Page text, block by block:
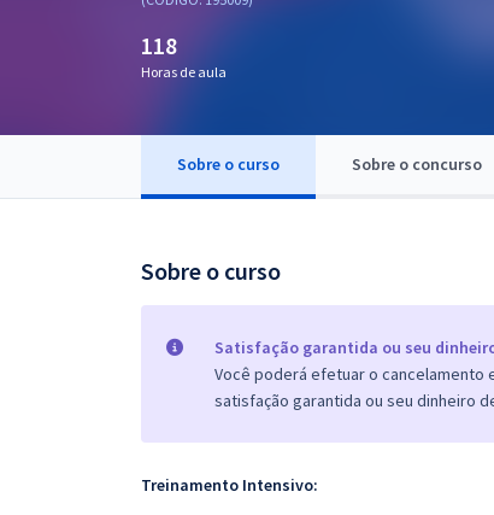
OAB
118
Horas de aula
Sobre o curso Sobre o concurso
Sobre o curso
Satisfação garantida ou seu
Você poderá efetuar o cancelamento
satisfação garantida ou seu dinheiro
Treinamento Intensivo: